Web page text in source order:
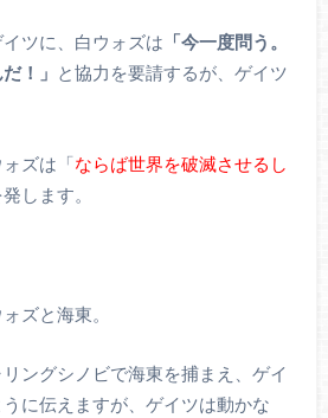
ツに、白ウォズは 「今一度問う。
！」 と協力を要請するが、ゲイツ
ズは「ならば世界を破滅させるし
します。
ズと海東。
ングシノビで海東を捕まえ、ゲイ
に伝えますが、ゲイツは動かな